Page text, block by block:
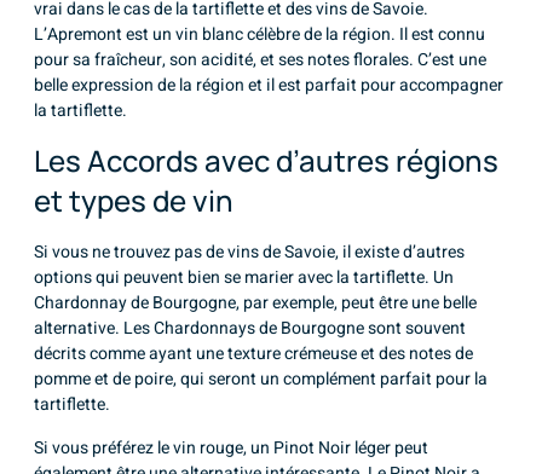
vrai dans le cas de la tartiflette et des vins de Savoie.
L’Apremont est un vin blanc célèbre de la région. Il est connu
pour sa fraîcheur, son acidité, et ses notes florales. C’est une
belle expression de la région et il est parfait pour accompagner
la tartiflette.
Les Accords avec d’autres régions
et types de vin
Si vous ne trouvez pas de vins de Savoie, il existe d’autres
options qui peuvent bien se marier avec la tartiflette. Un
Chardonnay de Bourgogne, par exemple, peut être une belle
alternative. Les Chardonnays de Bourgogne sont souvent
décrits comme ayant une texture crémeuse et des notes de
pomme et de poire, qui seront un complément parfait pour la
tartiflette.
Si vous préférez le vin rouge, un Pinot Noir léger peut